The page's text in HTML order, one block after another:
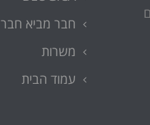
חבר מביא חבר
משרות
עמוד הבית